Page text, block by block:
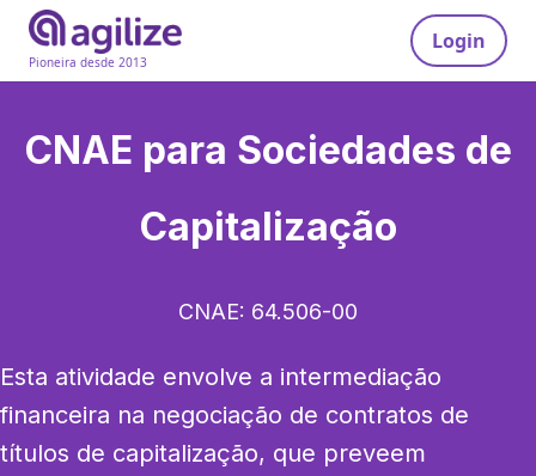
Pioneira desde 2013
Login
CNAE para Sociedades de
Capitalização
CNAE: 64.506-00
Esta atividade envolve a intermediação
financeira na negociação de contratos de
títulos de capitalização, que preveem